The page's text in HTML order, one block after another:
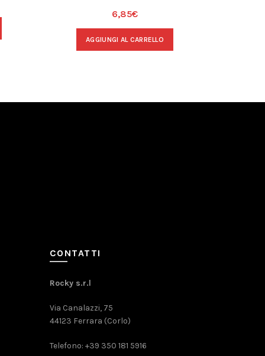
6,85€
AGGIUNGI AL CARRELLO
CONTATTI
Rocky s.r.l
Via Canalazzi, 75
44123 Ferrara (Corlo)
Telefono: +39 350 181 5916